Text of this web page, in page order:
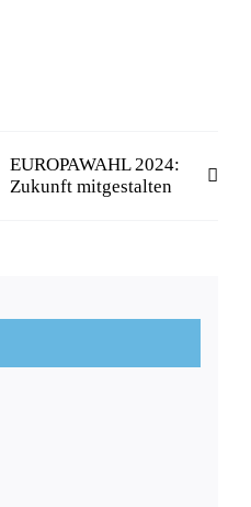
EUROPAWAHL 2024:
Zukunft mitgestalten